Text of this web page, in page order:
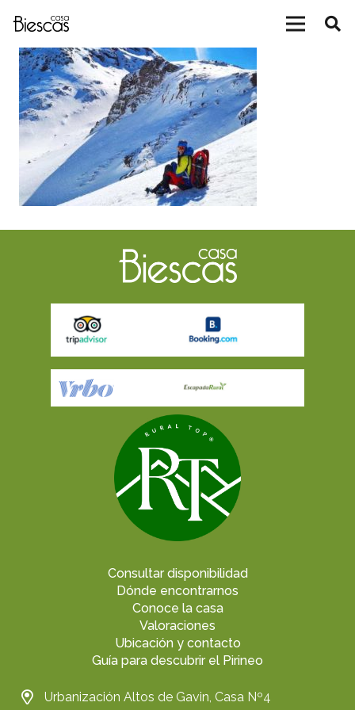
Consultar disponibilidad
Dónde encontrarnos
Conoce la casa
Valoraciones
Ubicación y contacto
Guía para descubrir el Pirineo
Urbanización Altos de Gavin, Casa Nº4